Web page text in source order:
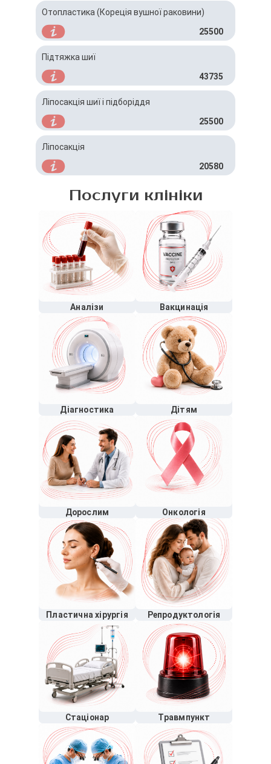
Отопластика (Кореція вушної раковини)
25500
Підтяжка шиї
43735
Ліпосакція шиї і підборіддя
25500
Ліпосакція
20580
Послуги клініки
Аналізи Вакцинація
Діагностика Дітям
Дорослим Онкологія
Пластична хірургія Репродуктологія
Стаціонар Травмпункт